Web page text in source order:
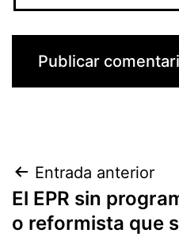
Navegación
de
Entrada anterior
El EPR sin
o reformista que